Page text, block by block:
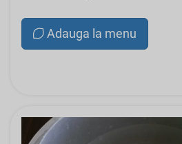
Adauga la menu